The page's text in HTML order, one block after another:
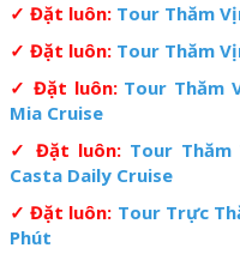
✓ Đặt luôn: Tour Thăm
✓ Đặt luôn: Tour Thăm
✓ Đặt luôn: Tour Thăm
Mia Cruise
✓ Đặt luôn: Tour Thăm
Casta Daily Cruise
✓ Đặt luôn: Tour Trực
Phút